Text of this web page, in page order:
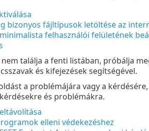
bizonyos fájltípusok letöltése az
felhasználói felületének
találja a fenti listában, próbálja
és kifejezések segítségével.
a problémájára vagy a
és problémákra.
elleni védekezéshez